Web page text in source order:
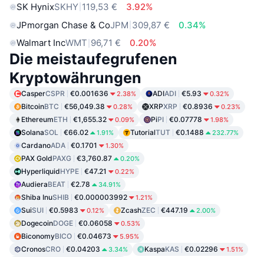
SK HynixSKHY 119,53 €
3.92%
JPmorgan Chase & CoJPM 309,87 €
0.34%
Walmart IncWMT 96,71 € 0.20%
Die meistaufegrufenen
Kryptowährungen
CasperCSPR €0.001636 2.38% ADIADI €5.93 0.32%
BitcoinBTC €56,049.38 0.28% XRPXRP €0.8936 0.23%
EthereumETH €1,655.32 0.09% PiPI €0.07778 1.98%
SolanaSOL €66.02 1.91% TutorialTUT €0.1488 232.77%
CardanoADA €0.1701 1.30%
PAX GoldPAXG €3,760.87 0.20%
HyperliquidHYPE €47.21 0.22%
AudieraBEAT €2.78 34.91%
Shiba InuSHIB €0.000003992 1.21%
SuiSUI €0.5983 0.12% ZcashZEC €447.19 2.00%
DogecoinDOGE €0.06058 0.53%
BiconomyBICO €0.04673 5.95%
CronosCRO €0.04203 3.34% KaspaKAS €0.02296 1.51%